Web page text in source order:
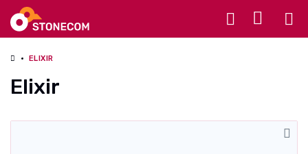
ELIXIR
Elixir